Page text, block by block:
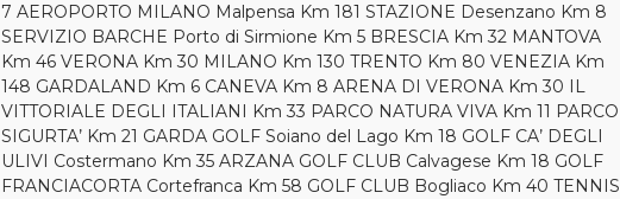
7 AEROPORTO MILANO Malpensa Km 181 STAZIONE Desenzano Km 8
SERVIZIO BARCHE Porto di Sirmione Km 5 BRESCIA Km 32 MANTOVA
Km 46 VERONA Km 30 MILANO Km 130 TRENTO Km 80 VENEZIA Km
148 GARDALAND Km 6 CANEVA Km 8 ARENA DI VERONA Km 30 IL
VITTORIALE DEGLI ITALIANI Km 33 PARCO NATURA VIVA Km 11 PARCO
SIGURTA’ Km 21 GARDA GOLF Soiano del Lago Km 18 GOLF CA’ DEGLI
ULIVI Costermano Km 35 ARZANA GOLF CLUB Calvagese Km 18 GOLF
FRANCIACORTA Cortefranca Km 58 GOLF CLUB Bogliaco Km 40 TENNIS